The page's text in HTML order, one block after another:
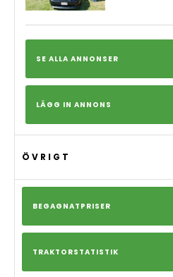
SE ALLA ANNONSER
LÄGG IN ANNONS
ÖVRIGT
BEGAGNATPRISER
TRAKTORSTATISTIK